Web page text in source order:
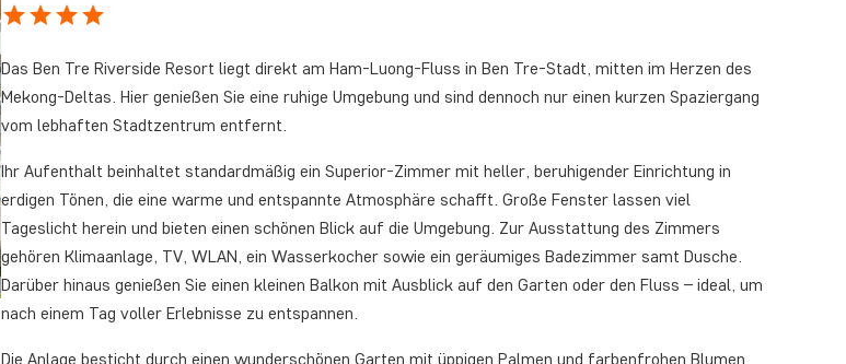
Das Ben Tre Riverside Resort liegt direkt am Ham-Luong-Fluss in Ben Tre-Stadt, mitten im Herzen des
Mekong-Deltas. Hier genießen Sie eine ruhige Umgebung und sind dennoch nur einen kurzen Spaziergang
vom lebhaften Stadtzentrum entfernt.
Ihr Aufenthalt beinhaltet standardmäßig ein Superior-Zimmer mit heller, beruhigender Einrichtung in
erdigen Tönen, die eine warme und entspannte Atmosphäre schafft. Große Fenster lassen viel
Tageslicht herein und bieten einen schönen Blick auf die Umgebung. Zur Ausstattung des Zimmers
gehören Klimaanlage, TV, WLAN, ein Wasserkocher sowie ein geräumiges Badezimmer samt Dusche.
Darüber hinaus genießen Sie einen kleinen Balkon mit Ausblick auf den Garten oder den Fluss – ideal, um
nach einem Tag voller Erlebnisse zu entspannen.
Die Anlage besticht durch einen wunderschönen Garten mit üppigen Palmen und farbenfrohen Blumen